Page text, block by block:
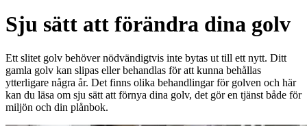
Sju sätt att förändra dina golv
Ett slitet golv behöver nödvändigtvis inte bytas ut till ett nytt. Ditt
gamla golv kan slipas eller behandlas för att kunna behållas
ytterligare några år. Det finns olika behandlingar för golven och här
kan du läsa om sju sätt att förnya dina golv, det gör en tjänst både för
miljön och din plånbok.